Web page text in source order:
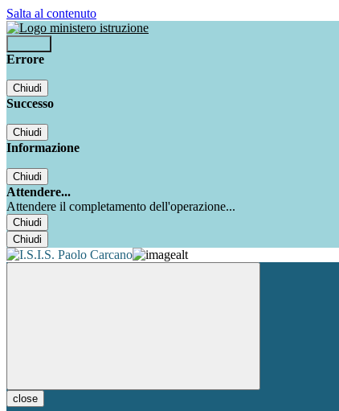
Salta al contenuto
Errore
Chiudi
Successo
Chiudi
Informazione
Chiudi
Attendere...
Attendere il completamento dell'operazione...
Chiudi
Chiudi
close